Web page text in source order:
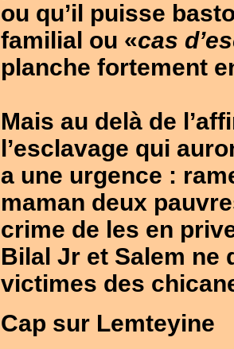
ou qu’il puisse
familial ou «cas
planche fortement
Mais au delà de
l’esclavage qui
a une urgence :
maman deux
crime de les en
Bilal Jr et Salem ne
victimes des
Cap sur Lemteyine